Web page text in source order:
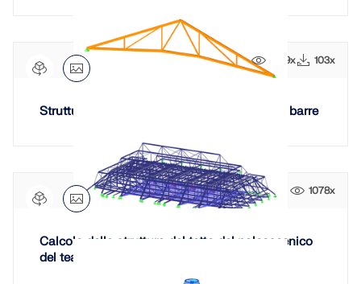
1669x 103x
Struttura di copertura a telaio con spinotti a barre
1078x
Calcolo della struttura del tetto del palcoscenico
del teatro di Dresda